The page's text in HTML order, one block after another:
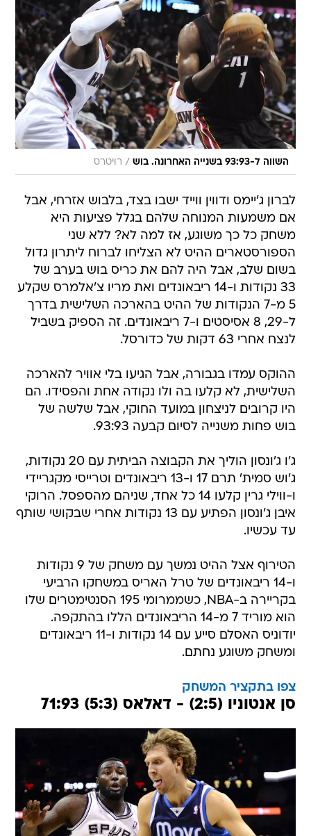
השווה ל-93:93 בשנייה האחרונה. בוש / רויטרס
לברון ג'יימס ודווין ווייד ישבו בצד, בלבוש אזרחי, אבל
אם משמעות המנוחה שלהם בגלל פציעות היא
משחק כל כך משוגע, אז למה לא? ללא שני
הספורסטארים ההיט לא הצליחו לברוח ליתרון גדול
בשום שלב, אבל היה להם את כריס בוש בערב של
33 נקודות ו-14 ריבאונדים ואת מריו צ'אלמרס שקלע
5 מ-7 הנקודות של ההיט בהארכה השלישית בדרך
ל-29, 8 אסיסטים ו-7 ריבאונדים. זה הספיק בשביל
לנצח אחרי 63 דקות של כדורסל.
ההוקס עמדו בגבורה, אבל הגיעו בלי אוויר להארכה
השלישית, לא קלעו בה ולו נקודה אחת והפסידו. הם
היו קרובים לניצחון במועד החוקי, אבל שלשה של
בוש פחות משנייה לסיום קבעה 93:93.
ג'ו ג'ונסון הוליך את הקבוצה הביתית עם 20 נקודות,
ג'וש סמית' תרם 17 ו-13 ריבאונדים וטרייסי מקגריידי
ו-ווילי גרין קלעו 14 כל אחד, שניהם מהספסל. הרוקי
איבן ג'ונסון הפתיע עם 13 נקודות אחרי שבקושי שותף
עד עכשיו.
הטירוף אצל ההיט נמשך עם משחק של 9 נקודות
ו-14 ריבאונדים של טרל האריס במשחקו הרביעי
בקריירה ב-NBA, כשממרומי 195 הסנטימטרים שלו
הוא מוריד 7 מ-14 הריבאונדים הללו בהתקפה.
יודוניס האסלם סייע עם 14 נקודות ו-11 ריבאונדים
ומשחק משוגע נחתם.
צפו בתקציר המשחק
סן אנטוניו (2:5) - דאלאס (5:3) 71:93